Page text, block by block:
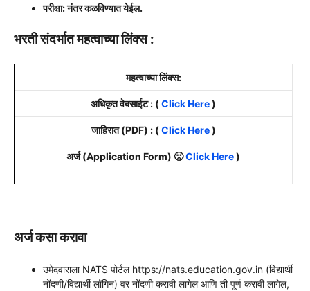
परीक्षा: नंतर कळविण्यात येईल.
भरती संदर्भात महत्वाच्या लिंक्स :
महत्वाच्या लिंक्स:
अधिकृत वेबसाईट : ( Click Here)
जाहिरात (PDF) : ( Click Here)
अर्ज (Application Form) 🙁Click Here)
अर्ज कसा करावा
उमेदवाराला NATS पोर्टल https://nats.education.gov.in (विद्यार्थी
नोंदणी/विद्यार्थी लॉगिन) वर नोंदणी करावी लागेल आणि ती पूर्ण करावी लागेल,